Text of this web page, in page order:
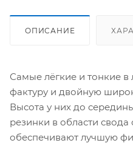
ОПИСАНИЕ
Самые лёгкие и тонкие
фактуру и двойную
Высота у них до
резинки в области
обеспечивают лучшую